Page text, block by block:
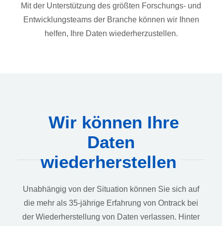
Mit der Unterstützung des größten Forschungs- und
Entwicklungsteams der Branche können wir Ihnen
helfen, Ihre Daten wiederherzustellen.
Wir können Ihre
Daten
wiederherstellen
Unabhängig von der Situation können Sie sich auf
die mehr als 35-jährige Erfahrung von Ontrack bei
der Wiederherstellung von Daten verlassen. Hinter